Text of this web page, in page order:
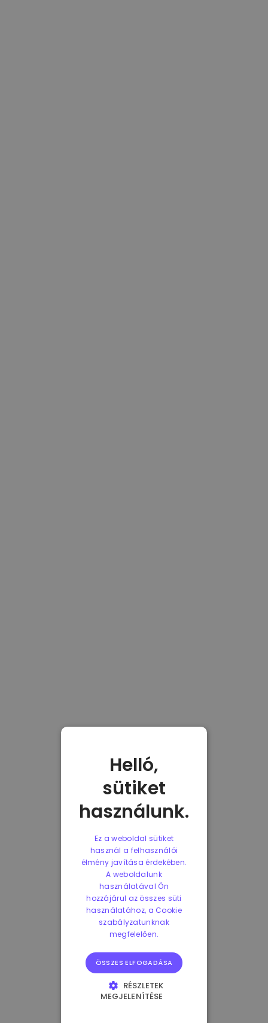
Helló,
sütiket
használunk.
Ez a weboldal sütiket
használ a felhasználói
élmény javítása érdekében.
A weboldalunk
használatával Ön
hozzájárul az összes süti
használatához, a Cookie
szabályzatunknak
megfelelően.
ÖSSZES ELFOGADÁSA
RÉSZLETEK
MEGJELENÍTÉSE